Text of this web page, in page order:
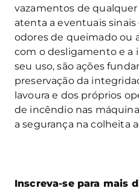
vazamentos de
atenta a eventuais
odores de queimado ou
com o desligamento e a
seu uso, são ações
preservação da
lavoura e dos próprios
de incêndio nas
a segurança na colheita
Inscreva-se para mais